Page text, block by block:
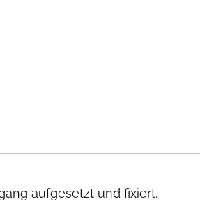
aufgesetzt und fixiert.